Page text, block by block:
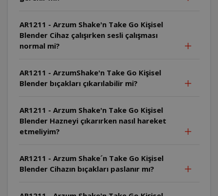
AR1211 - Arzum Shake'n Take Go Kişisel
Blender Cihaz çalışırken sesli çalışması
normal mi?
AR1211 - ArzumShake'n Take Go Kişisel
Blender bıçakları çıkarılabilir mi?
AR1211 - Arzum Shake'n Take Go Kişisel
Blender Hazneyi çıkarırken nasıl hareket
etmeliyim?
AR1211 - Arzum Shake´n Take Go Kişisel
Blender Cihazın bıçakları paslanır mı?